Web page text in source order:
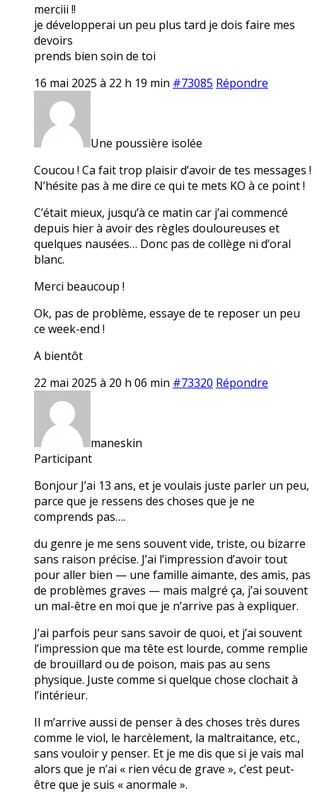
merciii !!
je développerai un peu plus tard je dois faire mes
devoirs
prends bien soin de toi
16 mai 2025 à 22 h 19 min #73085 Répondre
Une poussière isolée
Coucou ! Ca fait trop plaisir d’avoir de tes messages !
N’hésite pas à me dire ce qui te mets KO à ce point !
C’était mieux, jusqu’à ce matin car j’ai commencé
depuis hier à avoir des règles douloureuses et
quelques nausées… Donc pas de collège ni d’oral
blanc.
Merci beaucoup !
Ok, pas de problème, essaye de te reposer un peu
ce week-end !
A bientôt
22 mai 2025 à 20 h 06 min #73320 Répondre
maneskin
Participant
Bonjour J’ai 13 ans, et je voulais juste parler un peu,
parce que je ressens des choses que je ne
comprends pas….
du genre je me sens souvent vide, triste, ou bizarre
sans raison précise. J’ai l’impression d’avoir tout
pour aller bien — une famille aimante, des amis, pas
de problèmes graves — mais malgré ça, j’ai souvent
un mal-être en moi que je n’arrive pas à expliquer.
J’ai parfois peur sans savoir de quoi, et j’ai souvent
l’impression que ma tête est lourde, comme remplie
de brouillard ou de poison, mais pas au sens
physique. Juste comme si quelque chose clochait à
l’intérieur.
Il m’arrive aussi de penser à des choses très dures
comme le viol, le harcèlement, la maltraitance, etc.,
sans vouloir y penser. Et je me dis que si je vais mal
alors que je n’ai « rien vécu de grave », c’est peut-
être que je suis « anormale ».